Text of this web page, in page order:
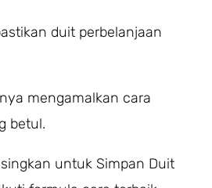
duit perbelanjaan
mengamalkan cara
betul.
untuk Simpan Duit